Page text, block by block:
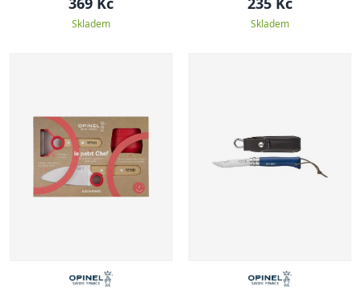
Skladem Skladem